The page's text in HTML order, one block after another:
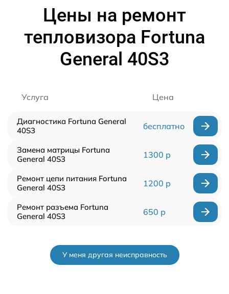
Цены на ремонт
тепловизора Fortuna
General 40S3
Услуга Цена
Диагностика Fortuna General
40S3
бесплатно
Замена матрицы Fortuna
General 40S3
1300 р
Ремонт цепи питания Fortuna
General 40S3
1200 р
Ремонт разъема Fortuna
General 40S3
650 р
У меня другая неисправность